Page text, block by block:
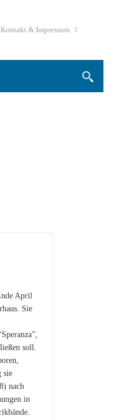
Kontakt & Impressum
April
Sie
soll.
sie
nach
in